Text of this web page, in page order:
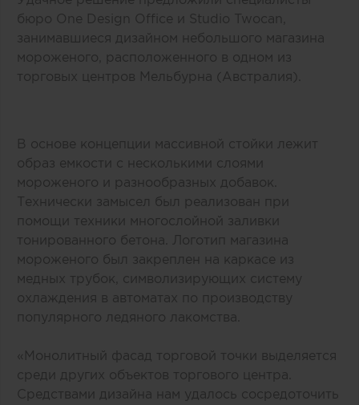
бюро One Design Office и Studio Twocan,
занимавшиеся дизайном небольшого магазина
мороженого, расположенного в одном из
торговых центров Мельбурна (Австралия).
В основе концепции массивной стойки лежит
образ емкости с несколькими слоями
мороженого и разнообразных добавок.
Технически замысел был реализован при
помощи техники многослойной заливки
тонированного бетона. Логотип магазина
мороженого был закреплен на каркасе из
медных трубок, символизирующих систему
охлаждения в автоматах по производству
популярного ледяного лакомства.
«Монолитный фасад торговой точки выделяется
среди других объектов торгового центра.
Средствами дизайна нам удалось сосредоточить